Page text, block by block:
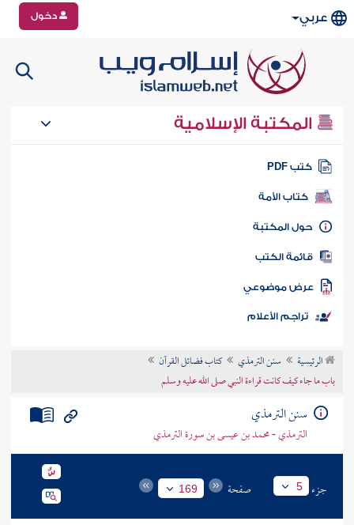
عربي دخول
المكتبة الإسلامية
كتب PDF
كتاب الأمة
المكتبة
الكتب
موضوعي
تراجم الأعلام
الرئيسية سنن الترمذي
كتاب فضائل القرآن
باب ما جاء كيف كانت قراءة النبي صلى الله عليه وسلم
سنن الترمذي
الترمذي - محمد بن عيسى بن سورة الترمذي
جزء 5 صفحة 169